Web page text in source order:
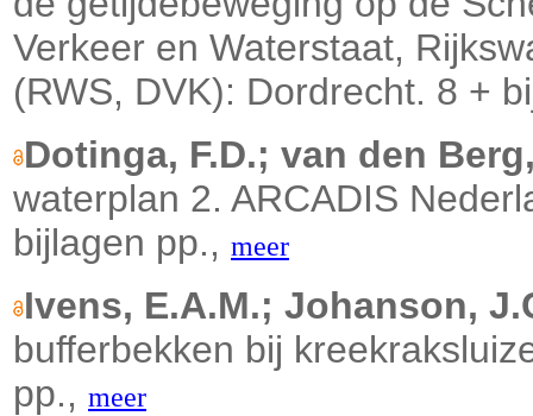
Verkeer en Waterstaat,
(RWS, DVK): Dordrecht. 8 +
Dotinga, F.D.; van den
waterplan 2. ARCADIS
bijlagen pp., meer
Ivens, E.A.M.; Johanson,
bufferbekken bij
pp., meer